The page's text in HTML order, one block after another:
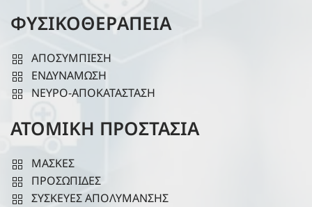
ΦΥΣΙΚΟΘΕΡΑΠΕΙΑ
ΑΠΟΣΥΜΠΙΕΣΗ
ΕΝΔΥΝΑΜΩΣΗ
ΝΕΥΡΟ-ΑΠΟΚΑΤΑΣΤΑΣΗ
ΑΤΟΜΙΚΗ ΠΡΟΣΤΑΣΙΑ
ΜΑΣΚΕΣ
ΠΡΟΣΩΠΙΔΕΣ
ΣΥΣΚΕΥΕΣ ΑΠΟΛΥΜΑΝΣΗΣ